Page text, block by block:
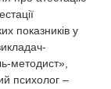
показників у
методист»,
психолог –